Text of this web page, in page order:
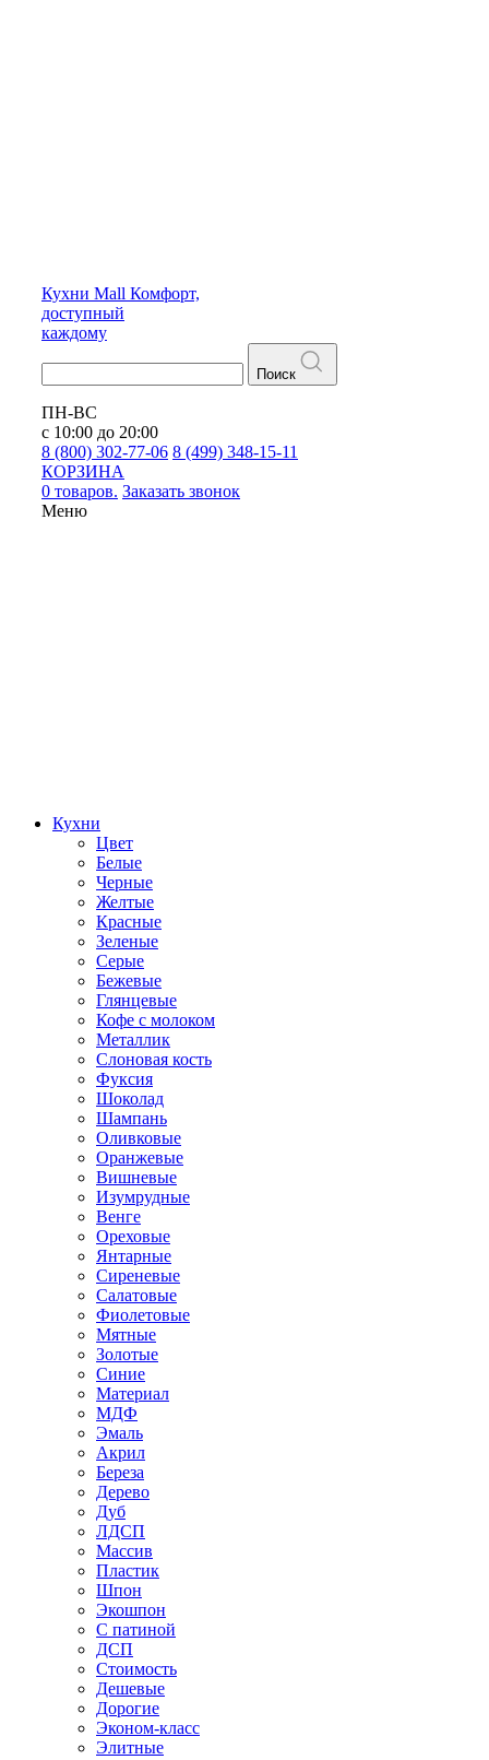
Кухни Mall Комфорт,
доступный
каждому
Поиск
ПН-ВС
с 10:00 до 20:00
8 (800) 302-77-06 8 (499) 348-15-11
КОРЗИНА
0 товаров. Заказать звонок
Меню
Кухни
Цвет
Белые
Черные
Желтые
Красные
Зеленые
Серые
Бежевые
Глянцевые
Кофе с молоком
Металлик
Слоновая кость
Фуксия
Шоколад
Шампань
Оливковые
Оранжевые
Вишневые
Изумрудные
Венге
Ореховые
Янтарные
Сиреневые
Салатовые
Фиолетовые
Мятные
Золотые
Синие
Материал
МДФ
Эмаль
Акрил
Береза
Дерево
Дуб
ЛДСП
Массив
Пластик
Шпон
Экошпон
С патиной
ДСП
Стоимость
Дешевые
Дорогие
Эконом-класс
Элитные